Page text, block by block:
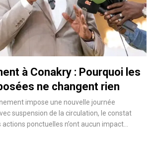
à Conakry : Pourquoi les
ne changent rien
impose une nouvelle journée
suspension de la circulation, le constat
actions ponctuelles n’ont aucun impact…